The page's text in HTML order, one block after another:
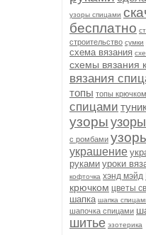
узоры спицами
бесплатно
строительство сумки
схема вязания
схемы вязания
вязания
топы топы крючком
спицами
узоры
с ромбами
украшение
руками уроки
кофточка хэнд мэйд
крючком цветы
шапка шапка
шапочка спицами
шитье эзотерика